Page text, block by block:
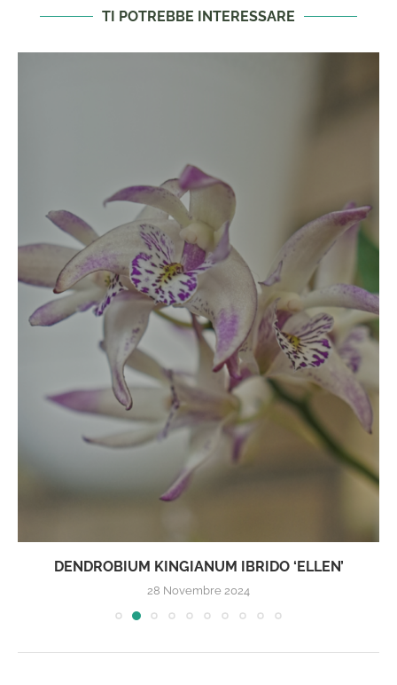
TI POTREBBE INTERESSARE
DENDROBIUM KINGIANUM IBRIDO ‘ELLEN’
28 Novembre 2024